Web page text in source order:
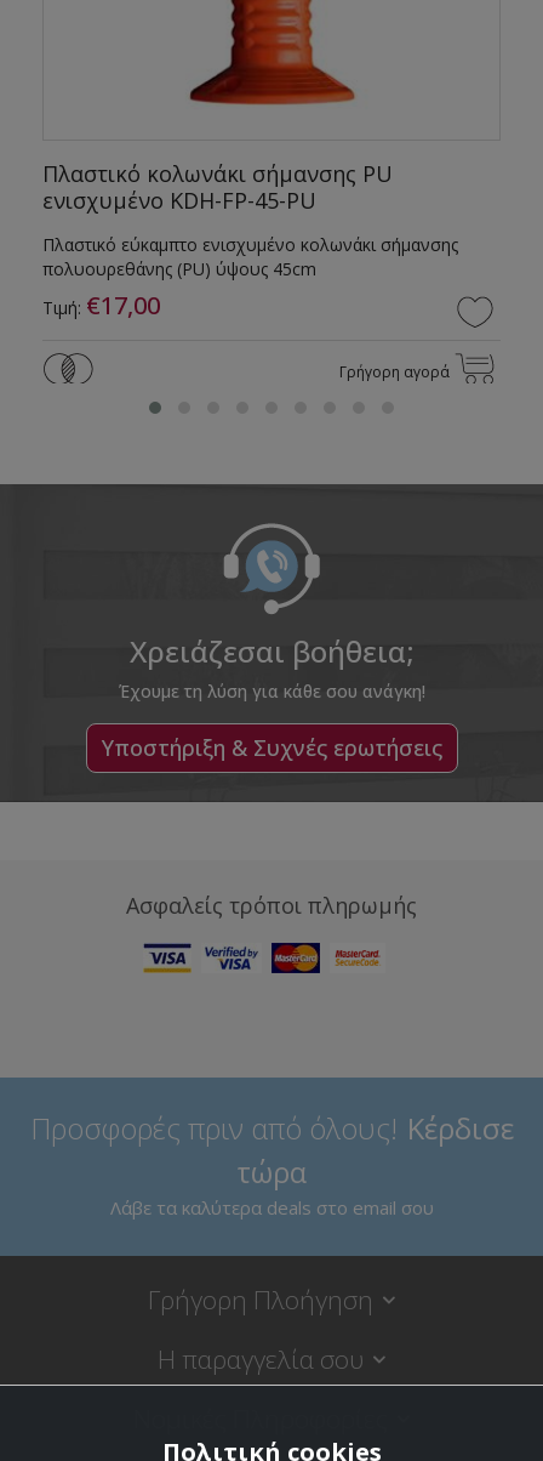
Πλαστικό κολωνάκι σήμανσης PU
ενισχυμένο KDH-FP-45-PU
Πλαστικό εύκαμπτο ενισχυμένο κολωνάκι σήμανσης
πολυουρεθάνης (PU) ύψους 45cm
Τιμή: €17,00
Γρήγορη αγορά
Χρειάζεσαι βοήθεια;
Έχουμε τη λύση για κάθε σου ανάγκη!
Υποστήριξη & Συχνές ερωτήσεις
Ασφαλείς τρόποι πληρωμής
Προσφορές πριν από όλους! Κέρδισε
τώρα
Λάβε τα καλύτερα deals στο email σου
Γρήγορη Πλοήγηση
Η παραγγελία σου
Πολιτική cookies